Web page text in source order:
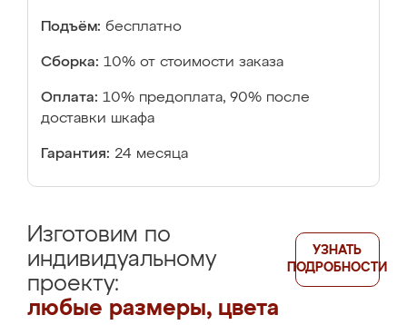
Подъём: бесплатно
Сборка: 10% от стоимости заказа
Оплата: 10% предоплата, 90% после
доставки шкафа
Гарантия: 24 месяца
Изготовим по
индивидуальному
проекту:
любые размеры, цвета
УЗНАТЬ
ПОДРОБНОСТИ